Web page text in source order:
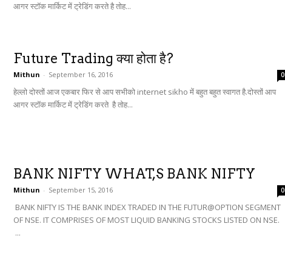
आगर स्टॉक मार्किट में ट्रेडिंग करते है तोह...
Future Trading क्या होता है?
Mithun - September 16, 2016 0
हेल्लो दोस्तों आज एकबार फिर से आप सभीको internet sikho में बहुत बहुत स्वागत है.दोस्तों आप
आगर स्टॉक मार्किट में ट्रेडिंग करते है तोह...
BANK NIFTY WHAT,S BANK NIFTY
Mithun - September 15, 2016 0
BANK NIFTY IS THE BANK INDEX TRADED IN THE FUTUR@OPTION SEGMENT
OF NSE. IT COMPRISES OF MOST LIQUID BANKING STOCKS LISTED ON NSE.
...